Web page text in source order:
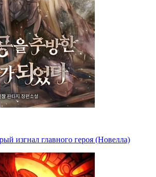
изгнал главного героя (Новелла)